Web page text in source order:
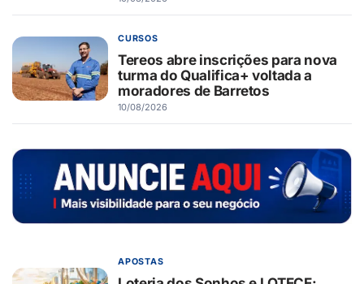
CURSOS
Tereos abre inscrições para nova
turma do Qualifica+ voltada a
moradores de Barretos
10/08/2026
APOSTAS